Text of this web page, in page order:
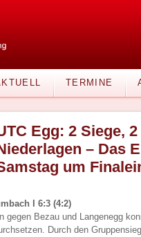
TERMINE
Egg: 2 Siege,
– Das
um
I 6:3 (4:2)
gegen Bezau und Langenegg
Durch den